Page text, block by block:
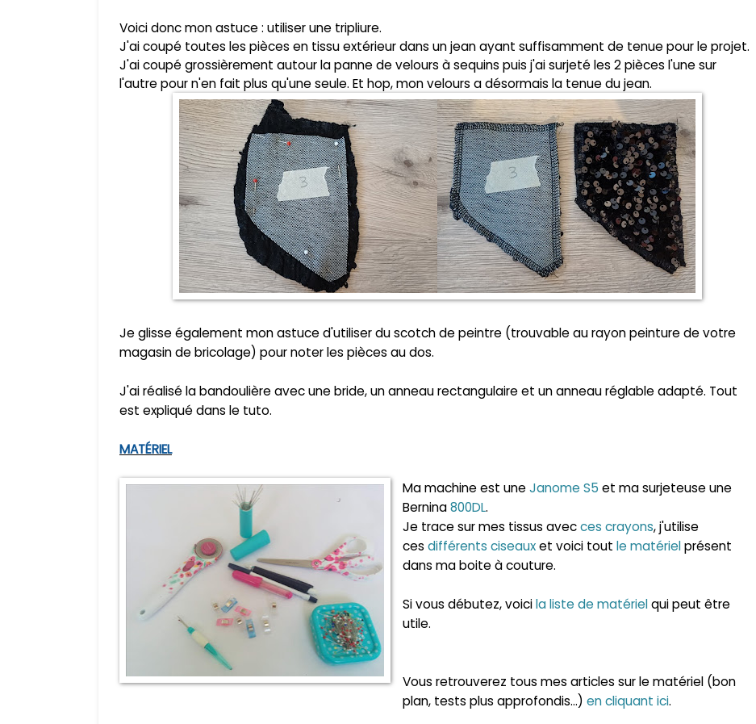
Voici donc mon astuce : utiliser une tripliure.
J'ai coupé toutes les pièces en tissu extérieur dans un jean ayant suffisamment de tenue pour le projet.
J'ai coupé grossièrement autour la panne de velours à sequins puis j'ai surjeté les 2 pièces l'une sur
l'autre pour n'en fait plus qu'une seule. Et hop, mon velours a désormais la tenue du jean.
Je glisse également mon astuce d'utiliser du scotch de peintre (trouvable au rayon peinture de votre
magasin de bricolage) pour noter les pièces au dos.
J'ai réalisé la bandoulière avec une bride, un anneau rectangulaire et un anneau réglable adapté. Tout
est expliqué dans le tuto.
MATÉRIEL
Ma machine est uneJanome S5 et ma surjeteuse une
Bernina800DL.
Je trace sur mes tissus avecces crayons, j'utilise
cesdifférents ciseauxet voici toutle matérielprésent
dans ma boite à couture.
Si vous débutez, voicila liste de matérielqui peut être
utile.
Vous retrouverez tous mes articles sur le matériel (bon
plan, tests plus approfondis...)en cliquant ici.